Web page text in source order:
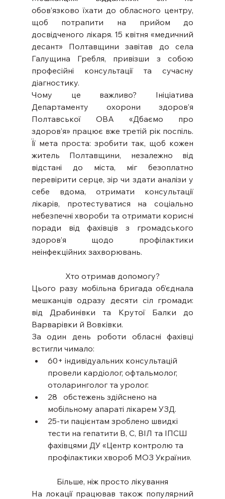
обов’язково їхати до обласного центру,
щоб потрапити на прийом до
досвідченого лікаря. 15 квітня «медичний
десант» Полтавщини завітав до села
Галущина Гребля, привізши з собою
професійні консультації та сучасну
діагностику.
Чому це важливо? Ініціатива
Департаменту охорони здоров’я
Полтавської ОВА «Дбаємо про
здоров’я» працює вже третій рік поспіль.
Її мета проста: зробити так, щоб кожен
житель Полтавщини, незалежно від
відстані до міста, міг безоплатно
перевірити серце, зір чи здати аналізи у
себе вдома, отримати консультації
лікарів, протестуватися на соціально
небезпечні хвороби та отримати корисні
поради від фахівців з громадського
здоров’я щодо профілактики
неінфекційних захворювань.
Хто отримав допомогу?
Цього разу мобільна бригада об’єднала
мешканців одразу десяти сіл громади:
від Драбинівки та Крутої Балки до
Варварівки й Вовківки.
За один день роботи обласні фахівці
встигли чимало:
60+ індивідуальних консультацій
провели кардіолог, офтальмолог,
отоларинголог та уролог.
28   обстежень здійснено на
мобільному апараті лікарем УЗД.
25-ти пацієнтам зроблено швидкі
тести на гепатити B, C, ВІЛ та ІПСШ
фахівцями ДУ «Центр контролю та
профілактики хвороб МОЗ України».
Більше, ніж просто лікування
На локації працював також популярний